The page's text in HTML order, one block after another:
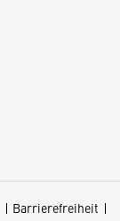
Barrierefreiheit